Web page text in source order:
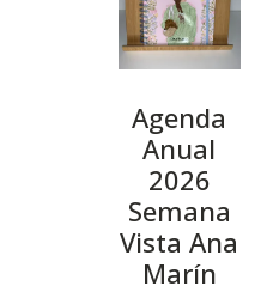
Agenda
Anual
2026
Semana
Vista Ana
Marín